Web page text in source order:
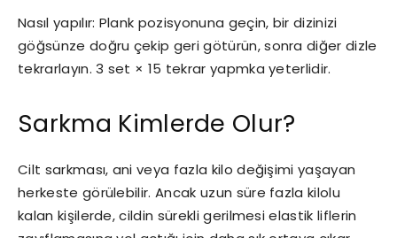
Nasıl yapılır: Plank pozisyonuna geçin, bir dizinizi
göğsünze doğru çekip geri götürün, sonra diğer dizle
tekrarlayın. 3 set × 15 tekrar yapmka yeterlidir.
Sarkma Kimlerde Olur?
Cilt sarkması, ani veya fazla kilo değişimi yaşayan
herkeste görülebilir. Ancak uzun süre fazla kilolu
kalan kişilerde, cildin sürekli gerilmesi elastik liflerin